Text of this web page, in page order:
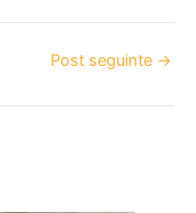
Post seguinte →